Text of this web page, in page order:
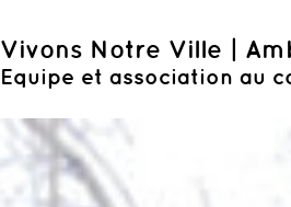
Vivons Notre Ville |
Equipe et association au